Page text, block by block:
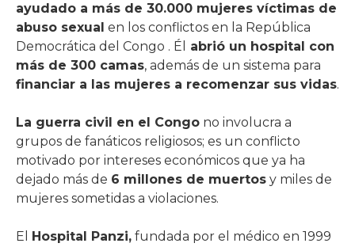
ayudado a más de 30.000 mujeres víctimas de
abuso sexual en los conflictos en la República
Democrática del Congo . Él
abrió un hospital con
más de 300 camas, además de un sistema para
financiar a las mujeres a recomenzar sus vidas.
La guerra civil en el Congo no involucra a
grupos de fanáticos religiosos; es un conflicto
motivado por intereses económicos que ya ha
dejado más de 6 millones de muertos y miles de
mujeres sometidas a violaciones.
El Hospital Panzi, fundada por el médico en 1999